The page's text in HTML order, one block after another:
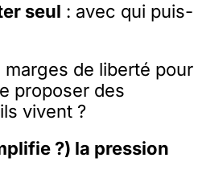
seul : avec qui puis-
marges de liberté pour
proposer des
vivent ?
?) la pression